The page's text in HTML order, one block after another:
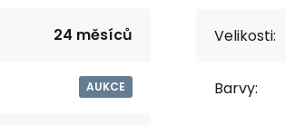
24 měsíců
AUKCE
Velikosti:
Barvy: